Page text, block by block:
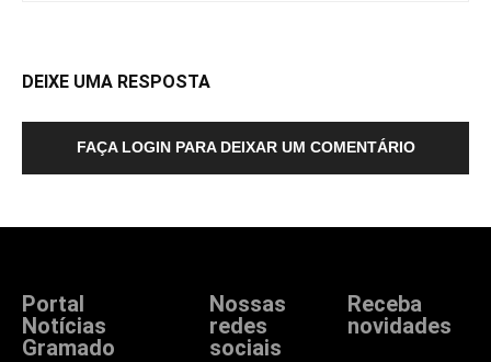
DEIXE UMA RESPOSTA
FAÇA LOGIN PARA DEIXAR UM COMENTÁRIO
Portal
Notícias
Gramado
Nossas
redes
sociais
Receba
novidades